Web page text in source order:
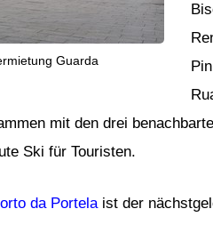
Guarda
mit den drei
Ski für Touristen.
da Portelaist der